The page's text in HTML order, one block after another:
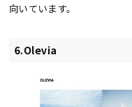
向いています。
6.Olevia